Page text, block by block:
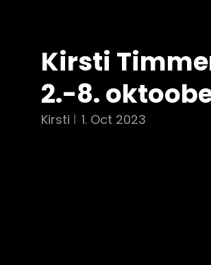
Kirsti
2.-8.
Kirsti 1. Oct 2023